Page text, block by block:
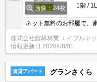
画像：24枚
1階
ネット無料のお部屋で、
１階角部屋で専用庭も付
も優しく、在宅ワークや
活躍です。 南向き, Wi-fi
ン, システムキッチン, 独
株式会社舘林林業 エイブルネ
情報更新日 2026/08/01
賃貸アパート グランさくら